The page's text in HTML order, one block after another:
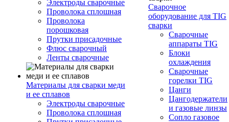
Электроды сварочные
Проволока сплошная
Проволока
порошковая
Прутки присадочные
Флюс сварочный
Ленты сварочные
Материалы для сварки меди
и ее сплавов
Электроды сварочные
Проволока сплошная
Сварочное
оборудование для TIG
сварки
Сварочные
аппараты TIG
Блоки
охлаждения
Сварочные
горелки TIG
Цанги
Цангодержатели
и газовые линзы
Сопло газовое